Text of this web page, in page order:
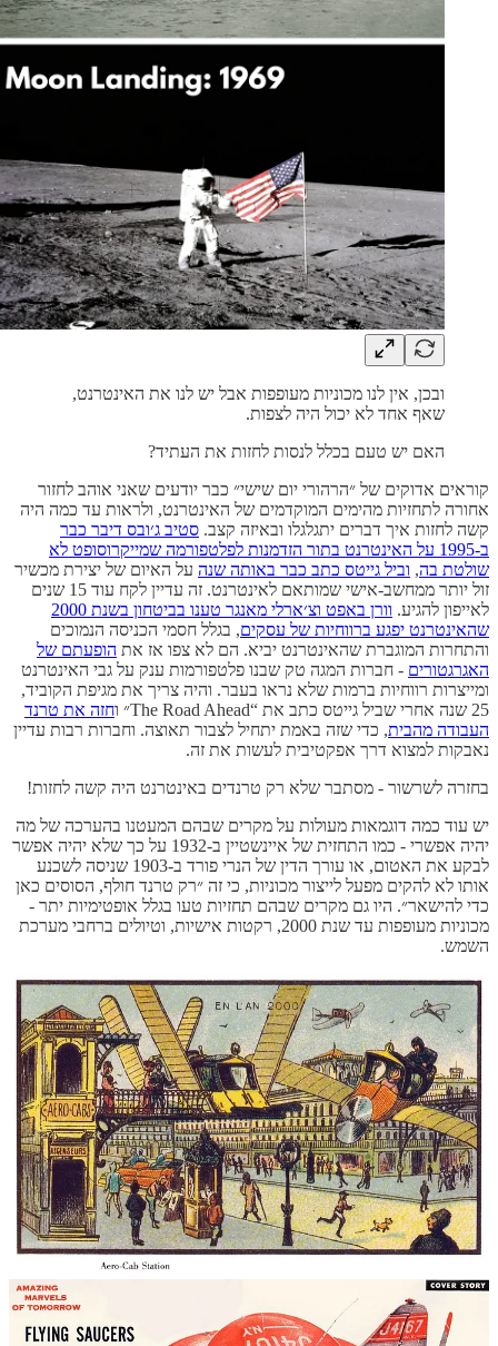
ובכן, אין לנו מכוניות מעופפות אבל יש לנו את האינטרנט,
שאף אחד לא יכול היה לצפות.
האם יש טעם בכלל לנסות לחזות את העתיד?
קוראים אדוקים של ״הרהורי יום שישי״ כבר יודעים שאני אוהב לחזור
אחורה לתחזיות מהימים המוקדמים של האינטרנט, ולראות עד כמה היה
קשה לחזות איך דברים יתגלגלו ובאיזה קצב. סטיב ג׳ובס דיבר כבר
ב-1995 על האינטרנט בתור הזדמנות לפלטפורמה שמייקרוסופט לא
שולטת בה, וביל גייטס כתב כבר באותה שנה על האיום של יצירת מכשיר
זול יותר ממחשב-אישי שמותאם לאינטרנט. זה עדיין לקח עוד 15 שנים
לאייפון להגיע.
וורן באפט וצ׳ארלי מאנגר טענו בביטחון בשנת 2000
שהאינטרנט יפגע ברווחיות של עסקים, בגלל חסמי הכניסה הנמוכים
והתחרות המוגברת שהאינטרנט יביא. הם לא צפו אז את הופעתם של
האגרגטורים - חברות המגה טק שבנו פלטפורמות ענק על גבי האינטרנט
ומייצרות רווחיות ברמות שלא נראו בעבר. והיה צריך את מגיפת הקוביד,
25 שנה אחרי שביל גייטס כתב את “The Road Ahead״ ו
חזה את טרנד
העבודה מהבית, כדי שזה באמת יתחיל לצבור תאוצה. וחברות רבות עדיין
נאבקות למצוא דרך אפקטיבית לעשות את זה.
בחזרה לשרשור - מסתבר שלא רק טרנדים באינטרנט היה קשה לחזות!
יש עוד כמה דוגמאות מעולות על מקרים שבהם המעטנו בהערכה של מה
יהיה אפשרי - כמו התחזית של איינשטיין ב-1932 על כך שלא יהיה אפשר
לבקע את האטום, או עורך הדין של הנרי פורד ב-1903 שניסה לשכנע
אותו לא להקים מפעל לייצור מכוניות, כי זה ״רק טרנד חולף, הסוסים כאן
כדי להישאר״. היו גם מקרים שבהם תחזיות טעו בגלל אופטימיות יתר -
מכוניות מעופפות עד שנת 2000, רקטות אישיות, וטיולים ברחבי מערכת
השמש.
נראה שטכנולוגיות מסויימות פוגעות בתקרה טבעית
ומפסיקות להתפתח. אחרות, שאנחנו *מדמיינים* שיהיו
מועילות, מתבררות כבלתי שימושיות במציאות.
ה Tutor ממשיך ומזכיר שגם החשש מאוטומציה, שתיקח מכולם את
העבודות, היה קיים מאז ימי המהפיכה התעשייתית. ובמיוחד מאז הופעת
המחשבים. ציטוט אחד אמר: